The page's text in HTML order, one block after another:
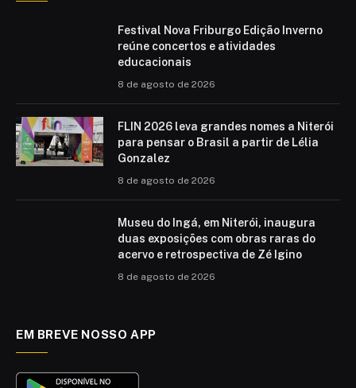
Festival Nova Friburgo Edição Inverno
reúne concertos e atividades
educacionais
8 de agosto de 2026
FLIN 2026 leva grandes nomes a Niterói
para pensar o Brasil a partir de Lélia
Gonzalez
8 de agosto de 2026
Museu do Ingá, em Niterói, inaugura
duas exposições com obras raras do
acervo e retrospectiva de Zé Igino
8 de agosto de 2026
EM BREVE NOSSO APP